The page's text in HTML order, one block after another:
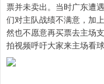
票并未卖出。当时广东遭
们对主队战绩不满意，加
然也不愿意再买票去主场
拍视频呼吁大家来主场看